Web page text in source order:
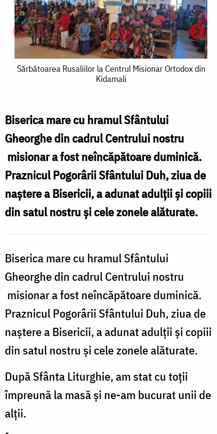
Sărbătoarea
Centrul
Misionar
Ortodox
Kidamali
Sărbătoarea Rusaliilor la Centrul Misionar Ortodox din
Kidamali
Biserica mare cu hramul Sfântului
Gheorghe din cadrul Centrului nostru
misionar a fost neîncăpătoare duminică.
Praznicul Pogorârii Sfântului Duh, ziua de
naştere a Bisericii, a adunat adulții și copiii
din satul nostru şi cele zonele alăturate.
Biserica mare cu hramul Sfântului
Gheorghe din cadrul Centrului nostru
misionar a fost neîncăpătoare duminică.
Praznicul Pogorârii Sfântului Duh, ziua de
naştere a Bisericii, a adunat adulții și copiii
din satul nostru şi cele zonele alăturate.
După Sfânta Liturghie, am stat cu toții
împreună la masă și ne-am bucurat unii de
alții.